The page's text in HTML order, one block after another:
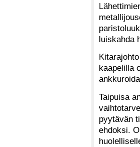
luiskahda
kaapelilla
Taipuisa
pyytävän
ehdoksi.